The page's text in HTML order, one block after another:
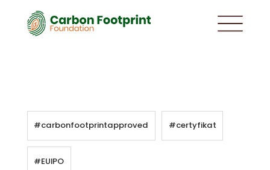
#carbonfootprintapproved #certyfikat
#EUIPO